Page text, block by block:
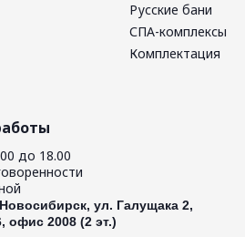
Русские бани
СПА-комплексы
Комплектация
до 18.00
Новосибирск, ул. Галущака 2,
офис 2008 (2 эт.)